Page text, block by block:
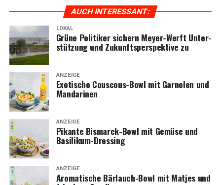
AUCH INTER­ES­SANT:
LOKAL
Grü­ne Poli­ti­ker sichern Mey­er-Werft Unter­
stüt­zung und Zukunfts­per­spek­ti­ve zu
ANZEIGE
Exo­ti­sche Cous­cous-Bowl mit Gar­ne­len und
Mandarinen
ANZEIGE
Pikan­te Bis­marck-Bowl mit Gemü­se und
Basilikum-Dressing
ANZEIGE
Aro­ma­ti­sche Bär­lauch-Bowl mit Mat­jes und